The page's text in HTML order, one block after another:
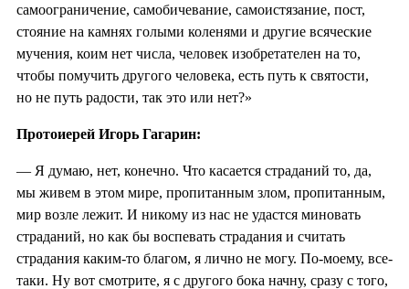
самоограничение, самобичевание, самоистязание, пост,
стояние на камнях голыми коленями и другие всяческие
мучения, коим нет числа, человек изобретателен на то,
чтобы помучить другого человека, есть путь к святости,
но не путь радости, так это или нет?»
Протоиерей Игорь Гагарин:
— Я думаю, нет, конечно. Что касается страданий то, да,
мы живем в этом мире, пропитанным злом, пропитанным,
мир возле лежит. И никому из нас не удастся миновать
страданий, но как бы воспевать страдания и считать
страдания каким-то благом, я лично не могу. По-моему, все-
таки. Ну вот смотрите, я с другого бока начну, сразу с того,